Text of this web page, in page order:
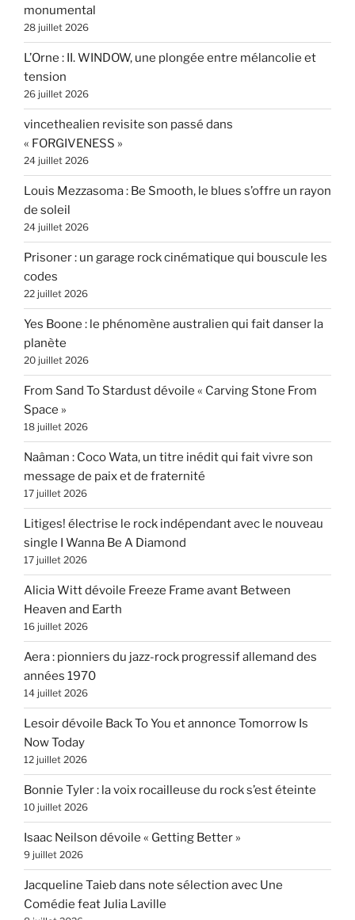
monumental
28 juillet 2026
L’Orne : II. WINDOW, une plongée entre mélancolie et
tension
26 juillet 2026
vincethealien revisite son passé dans
« FORGIVENESS »
24 juillet 2026
Louis Mezzasoma : Be Smooth, le blues s’offre un rayon
de soleil
24 juillet 2026
Prisoner : un garage rock cinématique qui bouscule les
codes
22 juillet 2026
Yes Boone : le phénomène australien qui fait danser la
planète
20 juillet 2026
From Sand To Stardust dévoile « Carving Stone From
Space »
18 juillet 2026
Naâman : Coco Wata, un titre inédit qui fait vivre son
message de paix et de fraternité
17 juillet 2026
Litiges! électrise le rock indépendant avec le nouveau
single I Wanna Be A Diamond
17 juillet 2026
Alicia Witt dévoile Freeze Frame avant Between
Heaven and Earth
16 juillet 2026
Aera : pionniers du jazz-rock progressif allemand des
années 1970
14 juillet 2026
Lesoir dévoile Back To You et annonce Tomorrow Is
Now Today
12 juillet 2026
Bonnie Tyler : la voix rocailleuse du rock s’est éteinte
10 juillet 2026
Isaac Neilson dévoile « Getting Better »
9 juillet 2026
Jacqueline Taieb dans note sélection avec Une
Comédie feat Julia Laville